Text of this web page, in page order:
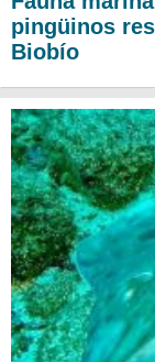
pingüinos
Biobío